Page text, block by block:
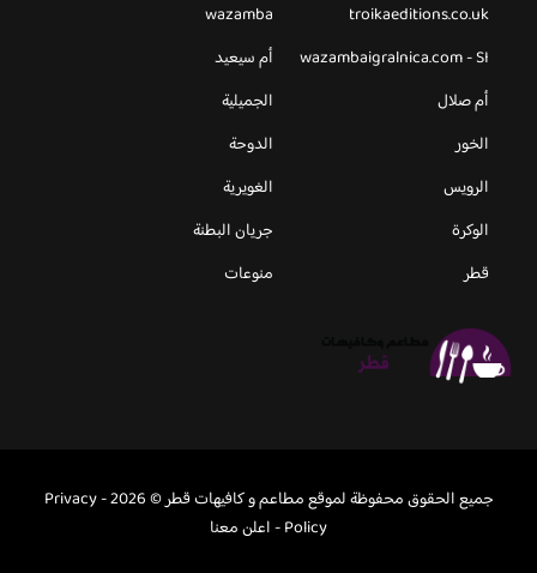
troikaeditions.co.uk
wazamba
wazambaigralnica.com - SI
أم سيعيد
أم صلال
الجميلية
الخور
الدوحة
الرويس
الغويرية
الوكرة
جريان البطنة
قطر
منوعات
جميع الحقوق محفوظة لموقع مطاعم و كافيهات قطر © 2026 -
Privacy
Policy
-اعلن معنا